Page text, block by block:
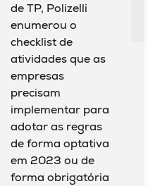
de TP, Polizelli
enumerou o
checklist de
atividades que as
empresas
precisam
implementar para
adotar as regras
de forma optativa
em 2023 ou de
forma obrigatória